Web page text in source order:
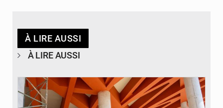
À LIRE AUSSI
À LIRE AUSSI